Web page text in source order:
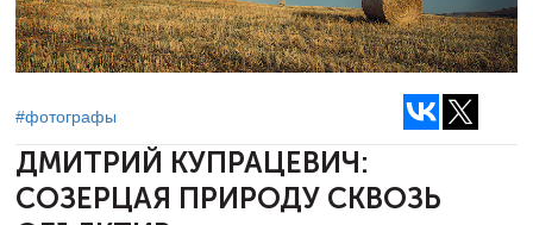
#фотографы
ДМИТРИЙ КУПРАЦЕВИЧ:
СОЗЕРЦАЯ ПРИРОДУ СКВОЗЬ